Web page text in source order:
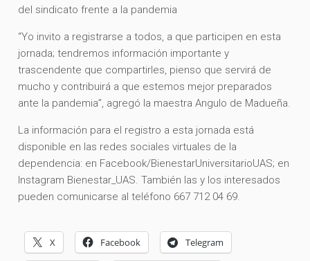
del sindicato frente a la pandemia
“Yo invito a registrarse a todos, a que participen en esta
jornada; tendremos información importante y
trascendente que compartirles, pienso que servirá de
mucho y contribuirá a que estemos mejor preparados
ante la pandemia”, agregó la maestra Angulo de Madueña.
La información para el registro a esta jornada está
disponible en las redes sociales virtuales de la
dependencia: en Facebook/BienestarUniversitarioUAS; en
Instagram Bienestar_UAS. También las y los interesados
pueden comunicarse al teléfono 667 712 04 69.
X Facebook Telegram